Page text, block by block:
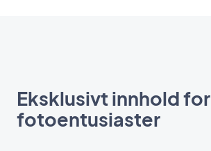
Eksklusivt innhold for
fotoentusiaster